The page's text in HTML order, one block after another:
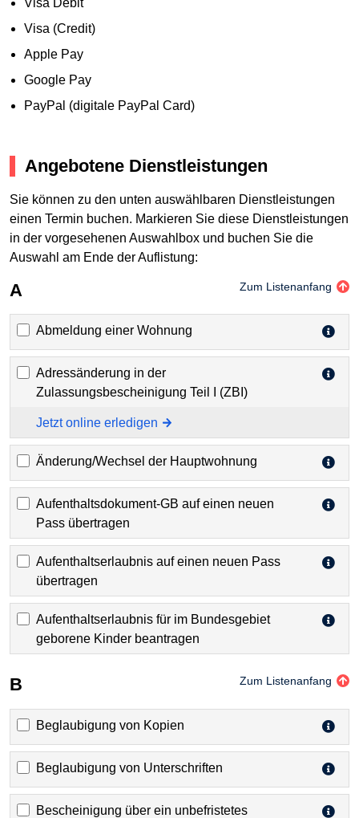
Visa Debit
Visa (Credit)
Apple Pay
Google Pay
PayPal (digitale PayPal Card)
Angebotene Dienstleistungen
Sie können zu den unten auswählbaren Dienstleistungen
einen Termin buchen. Markieren Sie diese Dienstleistungen
in der vorgesehenen Auswahlbox und buchen Sie die
Auswahl am Ende der Auflistung:
A Zum Listenanfang
Abmeldung einer Wohnung
Adressänderung in der
Zulassungsbescheinigung Teil I (ZBI)
Jetzt online erledigen
Änderung/Wechsel der Hauptwohnung
Aufenthaltsdokument-GB auf einen neuen
Pass übertragen
Aufenthaltserlaubnis auf einen neuen Pass
übertragen
Aufenthaltserlaubnis für im Bundesgebiet
geborene Kinder beantragen
B Zum Listenanfang
Beglaubigung von Kopien
Beglaubigung von Unterschriften
Bescheinigung über ein unbefristetes